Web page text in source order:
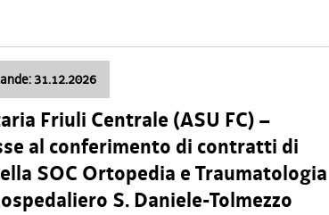
31.12.2026
Friuli Centrale (ASU FC) –
al conferimento di contratti di
SOC Ortopedia e Traumatologia
S. Daniele-Tolmezzo